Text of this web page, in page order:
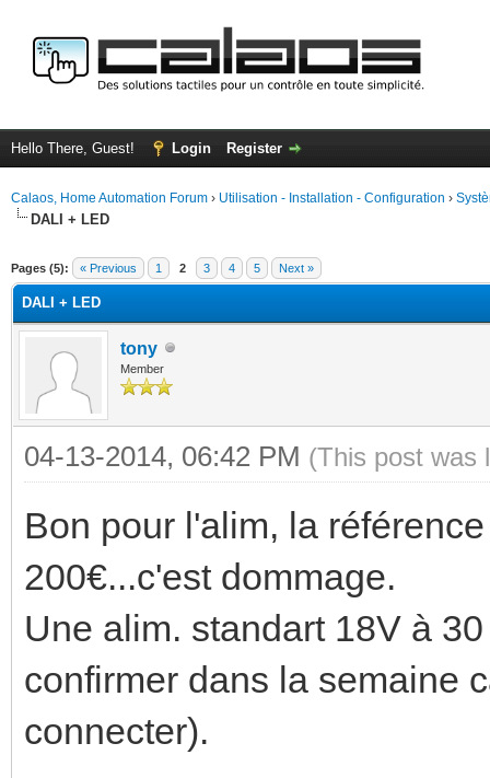
Hello There, Guest! Login Register
Calaos, Home Automation Forum › Utilisation - Installation - Configuration ›
DALI + LED
Pages (5): « Previous 1 2 3 4 5 Next »
DALI + LED
tony
Member
04-13-2014, 06:42 PM (This post was
Bon pour l'alim, la
200€...c'est dommage.
Une alim. standart 18V à
confirmer dans la semaine
connecter).